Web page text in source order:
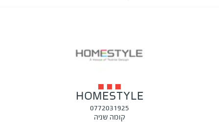
HOMESTYLE
0772031925
קומה שניה